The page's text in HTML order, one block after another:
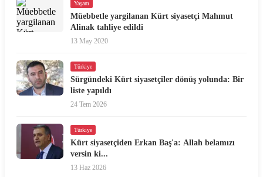
Yaşam
Müebbetle yargilanan Kürt siyasetçi Mahmut
Alinak tahliye edildi
13 May 2020
Türkiye
Sürgündeki Kürt siyasetçiler dönüş yolunda: Bir
liste yapıldı
24 Tem 2026
Türkiye
Kürt siyasetçiden Erkan Baş'a: Allah belamızı
versin ki...
13 Haz 2026